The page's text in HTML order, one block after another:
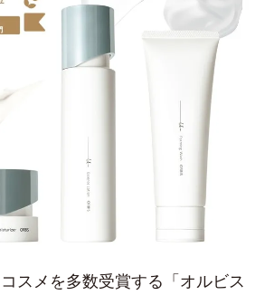
スメを多数受賞する「オルビス